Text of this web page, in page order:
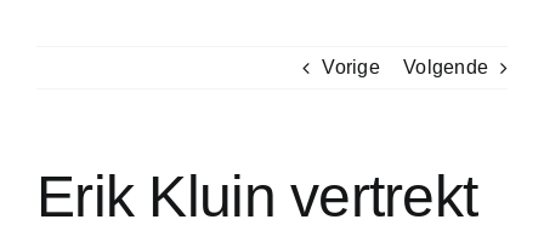
Vorige Volgende
Erik Kluin vertrekt